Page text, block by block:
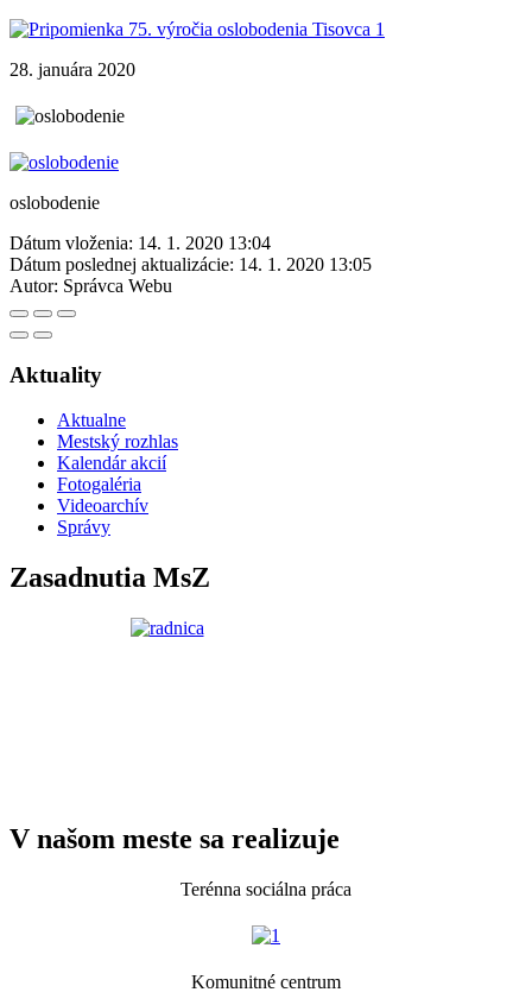
28. januára 2020
oslobodenie
Dátum vloženia: 14. 1. 2020 13:04
Dátum poslednej aktualizácie: 14. 1. 2020 13:05
Autor: Správca Webu
Aktuality
Aktualne
Mestský rozhlas
Kalendár akcií
Fotogaléria
Videoarchív
Správy
Zasadnutia MsZ
V našom meste sa realizuje
Terénna sociálna práca
Komunitné centrum